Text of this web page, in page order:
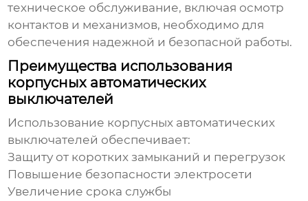
техническое обслуживание, включая осмотр
контактов и механизмов, необходимо для
обеспечения надежной и безопасной работы.
Преимущества использования
корпусных автоматических
выключателей
Использование корпусных автоматических
выключателей обеспечивает:
Защиту от коротких замыканий и перегрузок
Повышение безопасности электросети
Увеличение срока службы